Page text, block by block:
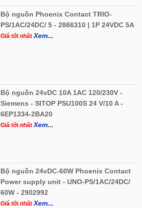
Bộ nguồn Phoenix Contact TRIO-
PS/1AC/24DC/ 5 - 2866310 | 1P 24VDC 5A
Giá tốt nhấtXem...
Bộ nguồn 24vDC 10A 1AC 120/230V -
Siemens - SITOP PSU100S 24 V/10 A -
6EP1334-2BA20
Giá tốt nhấtXem...
Bộ nguồn 24vDC-60W Phoenix Contact
Power supply unit - UNO-PS/1AC/24DC/
60W - 2902992
Giá tốt nhấtXem...